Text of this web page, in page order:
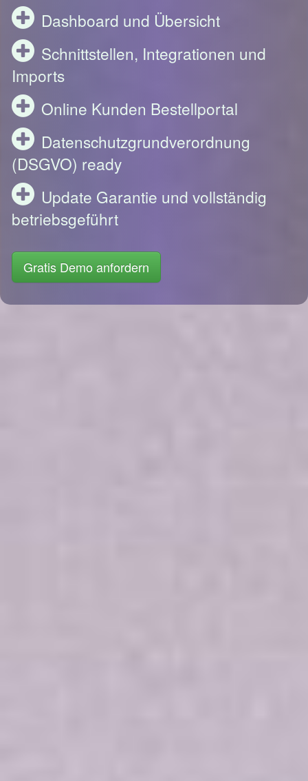
Dashboard und Übersicht
Schnittstellen, Integrationen und
Imports
Online Kunden Bestellportal
Datenschutzgrundverordnung
(DSGVO) ready
Update Garantie und vollständig
betriebsgeführt
Gratis Demo anfordern